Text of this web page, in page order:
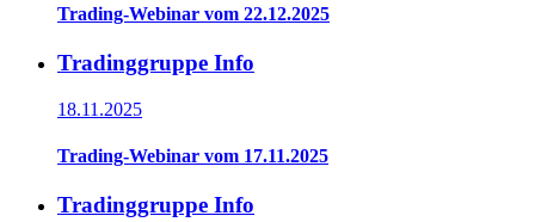
Trading-Webinar vom 22.12.2025
Tradinggruppe Info
18.11.2025
Trading-Webinar vom 17.11.2025
Tradinggruppe Info